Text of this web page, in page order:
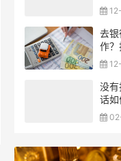
去
作？
览
没有
话